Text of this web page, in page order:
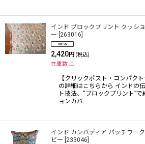
インド ブロックプリント クッシ
ー 263016
2,420円 (税込)
在庫数 △
【クリックポスト・コンパク
の詳細はこちらから インドの
ト技法、“ブロックプリント”
ョンカバ…
インド カンバディア パッチワー
ビー 233046